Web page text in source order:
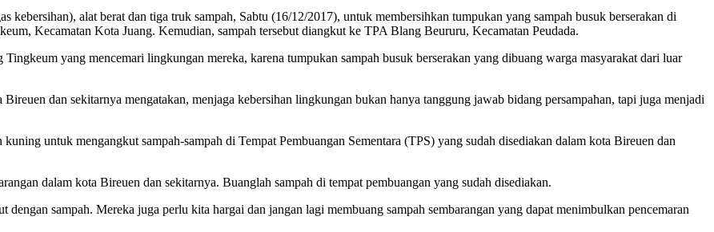
kebersihan), alat berat dan tiga truk sampah, Sabtu (16/12/2017), untuk membersihkan tumpukan yang sampah busuk berserakan di
Kecamatan Kota Juang. Kemudian, sampah tersebut diangkut ke TPA Blang Beururu, Kecamatan Peudada.
yang mencemari lingkungan mereka, karena tumpukan sampah busuk berserakan yang dibuang warga masyarakat dari luar
dan sekitarnya mengatakan, menjaga kebersihan lingkungan bukan hanya tanggung jawab bidang persampahan, tapi juga menjadi
untuk mengangkut sampah-sampah di Tempat Pembuangan Sementara (TPS) yang sudah disediakan dalam kota Bireuen dan
dalam kota Bireuen dan sekitarnya. Buanglah sampah di tempat pembuangan yang sudah disediakan.
dengan sampah. Mereka juga perlu kita hargai dan jangan lagi membuang sampah sembarangan yang dapat menimbulkan pencemaran